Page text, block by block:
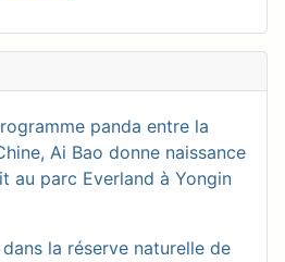
panda entre la
Ai Bao donne naissance
au parc Everland à Yongin
la réserve naturelle de